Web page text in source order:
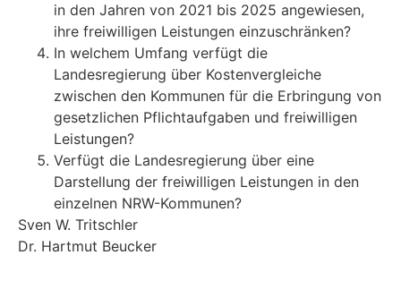
in den Jahren von 2021 bis 2025 angewiesen,
ihre freiwilligen Leistungen einzuschränken?
In welchem Umfang verfügt die
Landesregierung über Kostenvergleiche
zwischen den Kommunen für die Erbringung von
gesetzlichen Pflichtaufgaben und freiwilligen
Leistungen?
Verfügt die Landesregierung über eine
Darstellung der freiwilligen Leistungen in den
einzelnen NRW-Kommunen?
Sven W. Tritschler
Dr. Hartmut Beucker